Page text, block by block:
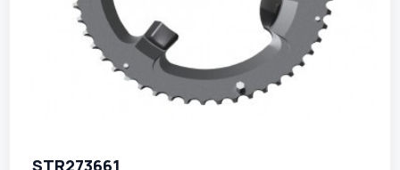
STR273661